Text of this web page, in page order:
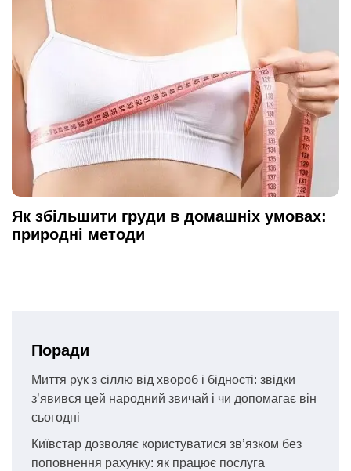
Як збільшити груди в домашніх умовах:
природні методи
Поради
Миття рук з сіллю від хвороб і бідності: звідки
з’явився цей народний звичай і чи допомагає він
сьогодні
Київстар дозволяє користуватися зв’язком без
поповнення рахунку: як працює послуга